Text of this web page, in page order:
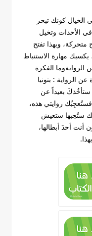
الخيال كونك تبحر
الأحدات وتخيل
وبهذا تفتح
يكسبك مهارة الاستنباط
الفكرة
الرواية : بتونيا
ستأخُذكَ بعيداً عن
روايتي هذه،
ستُحِبها ستعيش
أنت أحدَ أبطالها،